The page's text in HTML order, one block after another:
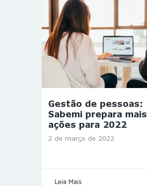
Gestão de pessoas:
Sabemi prepara mais
ações para 2022
2 de março de 2022
Leia Mais